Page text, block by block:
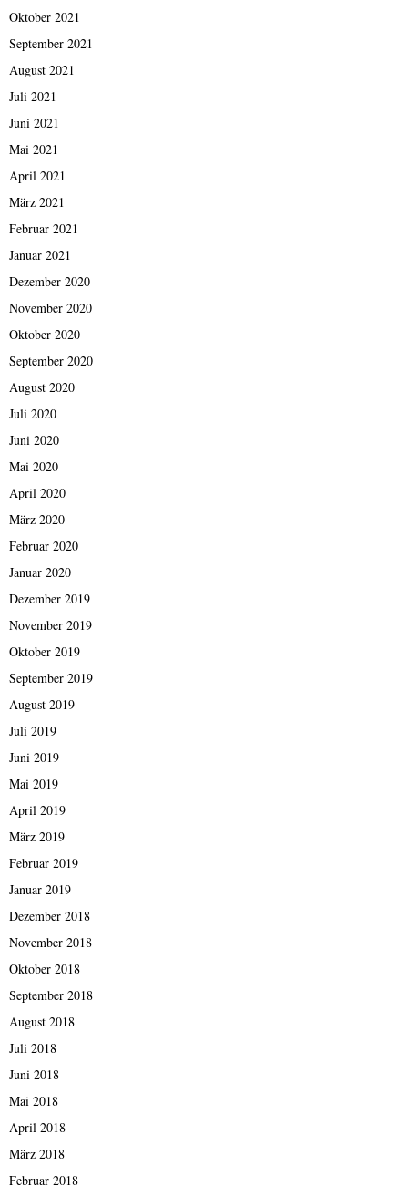
Oktober 2021
September 2021
August 2021
Juli 2021
Juni 2021
Mai 2021
April 2021
März 2021
Februar 2021
Januar 2021
Dezember 2020
November 2020
Oktober 2020
September 2020
August 2020
Juli 2020
Juni 2020
Mai 2020
April 2020
März 2020
Februar 2020
Januar 2020
Dezember 2019
November 2019
Oktober 2019
September 2019
August 2019
Juli 2019
Juni 2019
Mai 2019
April 2019
März 2019
Februar 2019
Januar 2019
Dezember 2018
November 2018
Oktober 2018
September 2018
August 2018
Juli 2018
Juni 2018
Mai 2018
April 2018
März 2018
Februar 2018